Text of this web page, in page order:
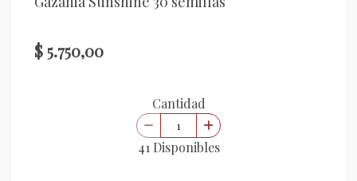
$ 5.750,00
Cantidad
41 Disponibles